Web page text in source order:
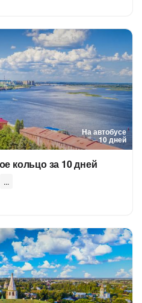
На автобусе
10 дней
кольцо за 10 дней